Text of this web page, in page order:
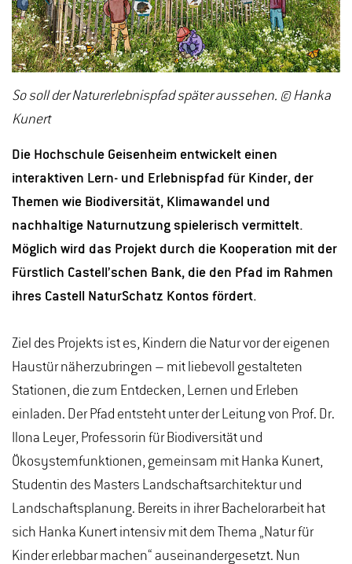
So soll der Naturerlebnispfad später aussehen. © Hanka
Kunert
Die Hochschule Geisenheim entwickelt einen
interaktiven Lern- und Erlebnispfad für Kinder, der
Themen wie Biodiversität, Klimawandel und
nachhaltige Naturnutzung spielerisch vermittelt.
Möglich wird das Projekt durch die Kooperation mit der
Fürstlich Castell’schen Bank, die den Pfad im Rahmen
ihres Castell NaturSchatz Kontos fördert.
Ziel des Projekts ist es, Kindern die Natur vor der eigenen
Haustür näherzubringen – mit liebevoll gestalteten
Stationen, die zum Entdecken, Lernen und Erleben
einladen. Der Pfad entsteht unter der Leitung von Prof. Dr.
Ilona Leyer, Professorin für Biodiversität und
Ökosystemfunktionen, gemeinsam mit Hanka Kunert,
Studentin des Masters Landschaftsarchitektur und
Landschaftsplanung. Bereits in ihrer Bachelorarbeit hat
sich Hanka Kunert intensiv mit dem Thema „Natur für
Kinder erlebbar machen“ auseinandergesetzt. Nun